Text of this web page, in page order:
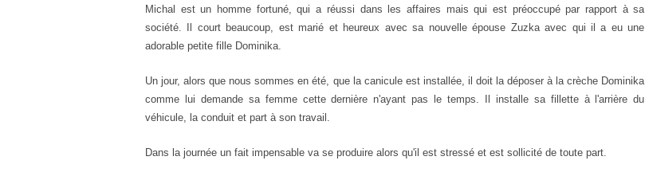
Michal est un homme fortuné, qui a réussi dans les affaires mais qui est préoccupé par rapport à sa
société. Il court beaucoup, est marié et heureux avec sa nouvelle épouse Zuzka avec qui il a eu une
adorable petite fille Dominika.
Un jour, alors que nous sommes en été, que la canicule est installée, il doit la déposer à la crèche Dominika
comme lui demande sa femme cette dernière n'ayant pas le temps. Il installe sa fillette à l'arrière du
véhicule, la conduit et part à son travail.
Dans la journée un fait impensable va se produire alors qu'il est stressé et est sollicité de toute part.